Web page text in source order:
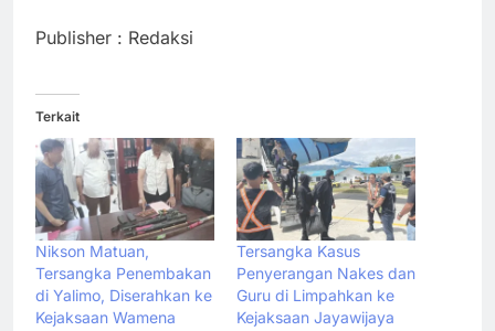
Publisher : Redaksi
Terkait
Nikson Matuan,
Tersangka Penembakan
di Yalimo, Diserahkan ke
Kejaksaan Wamena
Tersangka Kasus
Penyerangan Nakes dan
Guru di Limpahkan ke
Kejaksaan Jayawijaya